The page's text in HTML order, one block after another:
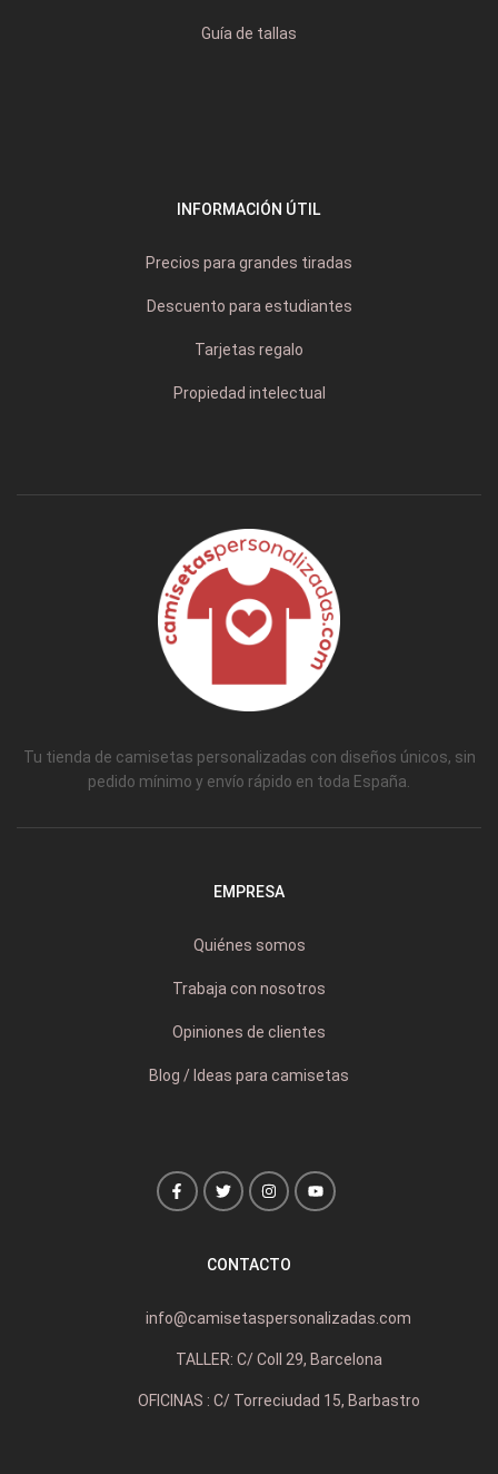
Guía de tallas
INFORMACIÓN ÚTIL
Precios para grandes tiradas
Descuento para estudiantes
Tarjetas regalo
Propiedad intelectual
Tu tienda de camisetas personalizadas con diseños únicos, sin
pedido mínimo y envío rápido en toda España.
EMPRESA
Quiénes somos
Trabaja con nosotros
Opiniones de clientes
Blog / Ideas para camisetas
CONTACTO
info@camisetaspersonalizadas.com
TALLER: C/ Coll 29, Barcelona
OFICINAS : C/ Torreciudad 15, Barbastro